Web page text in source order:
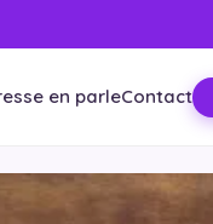
en parleContact